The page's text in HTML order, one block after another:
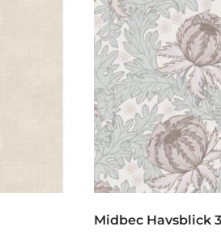
Midbec Havsblick